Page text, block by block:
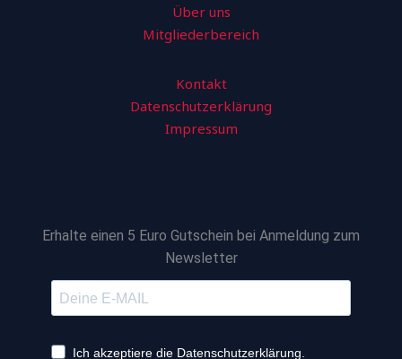
Über uns
Mitgliederbereich
Kontakt
Datenschutzerklärung
Impressum
Erhalte einen 5 Euro Gutschein bei Anmeldung zum
Newsletter
Ich akzeptiere die Datenschutzerklärung.